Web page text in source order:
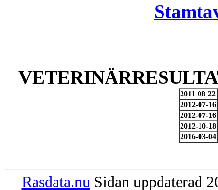
2011-08-22
2012-07-16
2012-07-16
2012-10-18
2016-03-04
Rasdata.nu Sidan uppdaterad